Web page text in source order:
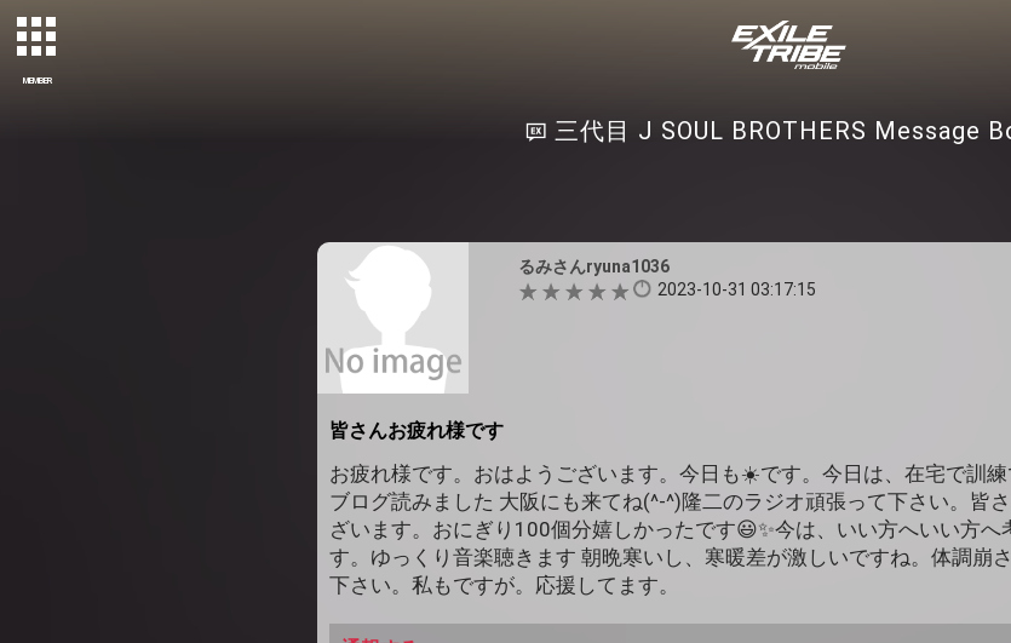
MEMBER
三代目 J SOUL BROTHERS Message
るみさんryuna1036
2023-10-31 03:17:15
皆さんお疲れ様です
お疲れ様です。おはようございます。今日も☀️です。今日は、在宅で訓練
ブログ読みました 大阪にも来てね(^-^)隆二のラジオ頑張って下さい。皆
ざいます。おにぎり100個分嬉しかったです😃✨今は、いい方へいい方へ
す。ゆっくり音楽聴きます 朝晩寒いし、寒暖差が激しいですね。体調崩
下さい。私もですが。応援してます。